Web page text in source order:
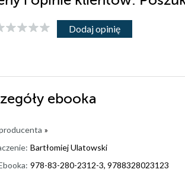
Dodaj opinię
ebooka
»
Bartłomiej Ulatowski
978-83-280-2312-3, 9788328023123